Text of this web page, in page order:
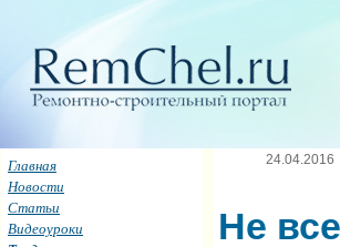
24.04.2016
Не
Главная
Новости
Статьи
Видеоуроки